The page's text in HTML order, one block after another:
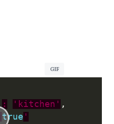
: 'kitchen' ,
true '